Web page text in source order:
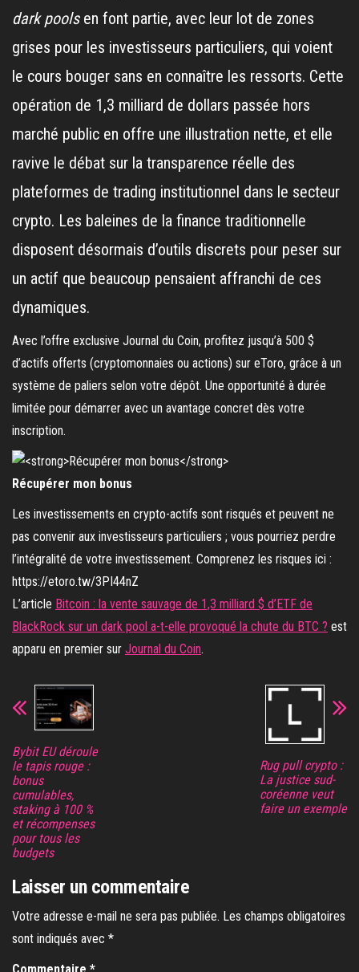
dark poolsen font partie, avec leur lot de zones
grises pour les investisseurs particuliers, qui voient
le cours bouger sans en connaître les ressorts. Cette
opération de 1,3 milliard de dollars passée hors
marché public en offre une illustration nette, et elle
ravive le débat sur la transparence réelle des
plateformes de trading institutionnel dans le secteur
crypto. Les baleines de la finance traditionnelle
disposent désormais d’outils discrets pour peser sur
un actif que beaucoup pensaient affranchi de ces
dynamiques.
Avec l’offre exclusive Journal du Coin, profitez jusqu’à 500 $
d’actifs offerts (cryptomonnaies ou actions) sur eToro, grâce à un
système de paliers selon votre dépôt. Une opportunité à durée
limitée pour démarrer avec un avantage concret dès votre
inscription.
Récupérer mon bonus
Les investissements en crypto-actifs sont risqués et peuvent ne
pas convenir aux investisseurs particuliers ; vous pourriez perdre
l’intégralité de votre investissement. Comprenez les risques ici :
https://etoro.tw/3PI44nZ
L’article Bitcoin : la vente sauvage de 1,3 milliard $ d’ETF de
BlackRock sur un dark pool a-t-elle provoqué la chute du BTC ? est
apparu en premier sur Journal du Coin.
Bybit EU déroule
le tapis rouge :
bonus
cumulables,
staking à 100 %
et récompenses
pour tous les
budgets
Rug pull crypto :
La justice sud-
coréenne veut
faire un exemple
Laisser un commentaire
Votre adresse e-mail ne sera pas publiée. Les champs obligatoires
sont indiqués avec *